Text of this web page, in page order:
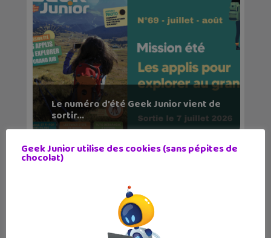
Le numéro d’été Geek Junior vient de
sortir...
Geek Junior utilise des cookies (sans pépites de
chocolat)